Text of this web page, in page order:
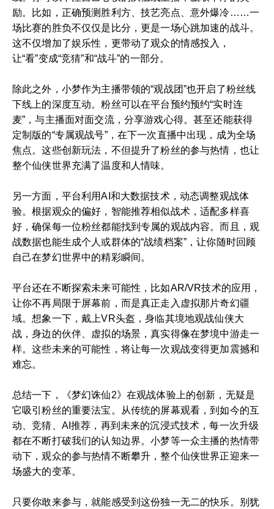
励。比如，正确预测胜利方、技艺亮点、意外爆冷……一
场比赛的胜负不仅仅是比分，更是一场心跳加速的战斗。
这不仅增加了娱乐性，更带动了观众的情感投入，
让“看”变成“竞猜”和“战斗”的一部分。
除此之外，小梦作为主播带领的“观战团”也开启了粉丝线
下线上的深度互动。粉丝可以在平台预约预约“实时连
麦”，与主播面对面交流，分享游戏心得。甚至还能获得
定制版的“专属观战号”，在下一次直播中出现，成为全场
焦点。这些创新玩法，不但提升了粉丝的参与热情，也让
整个仙侠世界充满了温度和人情味。
另一方面，平台利用AI和大数据技术，动态调整观战体
验。根据观众的偏好，智能推荐相似战术，适配多样喜
好，确保每一位粉丝都能找到专属的观战内容。而且，观
战数据也能生成个人或群体的“战绩档案”，让你随时回顾
自己在梦幻世界中的精彩瞬间。
平台还在不断探索未来可能性，比如AR/VR技术的应用，
让你不再局限于屏幕前，而是真正走入虚拟那片奇幻疆
域。想象一下，戴上VR头盔，身临其境地观战仙侠大
战，身边的伙伴、虚拟的场景，真实得像在梦境中游走一
样。这些未来的可能性，将让每一次观战变得更加震撼和
难忘。
总结一下，《梦幻诛仙2》在观战体验上的创新，无疑是
它吸引粉丝的重要法宝。从传统的屏幕观看，到如今的互
动、竞猜、AI推荐，再到未来的沉浸式技术，每一次升级
都在不断打破我们的认知边界。小梦等一众主播的热情带
动下，观众的参与热情不断攀升，整个仙侠世界正迎来一
场盛大的变革。
只要你敢来参与，就能感受到这份独一无二的快乐。别犹